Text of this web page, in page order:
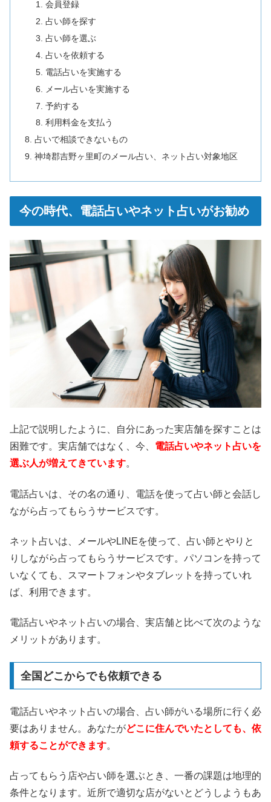
会員登録
占い師を探す
占い師を選ぶ
占いを依頼する
電話占いを実施する
メール占いを実施する
予約する
利用料金を支払う
占いで相談できないもの
神埼郡吉野ヶ里町のメール占い、ネット占い対象地区
今の時代、電話占いやネット占いがお勧め
上記で説明したように、自分にあった実店舗を探すことは
困難です。実店舗ではなく、今、 電話占いやネット占いを
選ぶ人が増えてきています。
電話占いは、その名の通り、電話を使って占い師と会話し
ながら占ってもらうサービスです。
ネット占いは、メールやLINEを使って、占い師とやりと
りしながら占ってもらうサービスです。パソコンを持って
いなくても、スマートフォンやタブレットを持っていれ
ば、利用できます。
電話占いやネット占いの場合、実店舗と比べて次のような
メリットがあります。
全国どこからでも依頼できる
電話占いやネット占いの場合、占い師がいる場所に行く必
要はありません。あなたがどこに住んでいたとしても、依
頼することができます。
占ってもらう店や占い師を選ぶとき、一番の課題は地理的
条件となります。近所で適切な店がないとどうしようもあ